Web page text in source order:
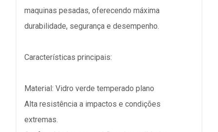
maquinas pesadas, oferecendo máxima
durabilidade, segurança e desempenho.
Características principais:
Material: Vidro verde temperado plano
Alta resistência a impactos e condições
extremas.